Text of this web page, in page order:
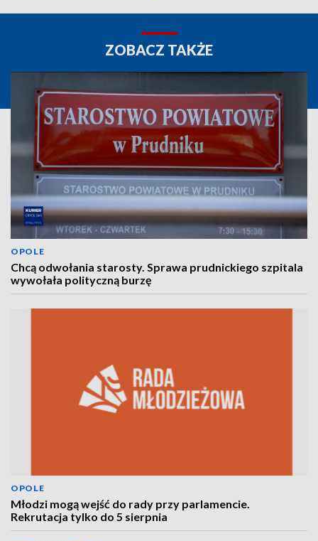
ZOBACZ TAKŻE
OPOLE
Chcą odwołania starosty. Sprawa prudnickiego szpitala
wywołała polityczną burzę
OPOLE
Młodzi mogą wejść do rady przy parlamencie.
Rekrutacja tylko do 5 sierpnia